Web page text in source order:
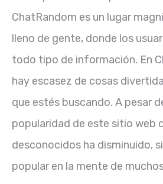
ChatRandom es un lugar
lleno de gente, donde los
todo tipo de información. En
hay escasez de cosas
que estés buscando. A pesar
popularidad de este sitio web
desconocidos ha disminuido,
popular en la mente de